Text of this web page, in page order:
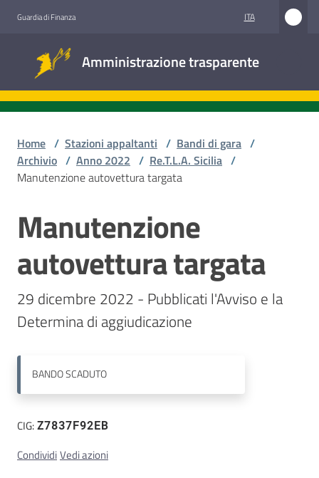
Guardia di Finanza ITA
Amministrazione trasparente
trasparente
Stazioni
appaltanti
Contatti
Home / Stazioni appaltanti / Bandi di gara /
Archivio / Anno 2022 / Re.T.L.A. Sicilia /
Manutenzione autovettura targata
Salta al contenuto
Manutenzione
autovettura targata
29 dicembre 2022 - Pubblicati l'Avviso e la
Determina di aggiudicazione
BANDOSCADUTO
CIG:Z7837F92EB
CondividiVedi azioni